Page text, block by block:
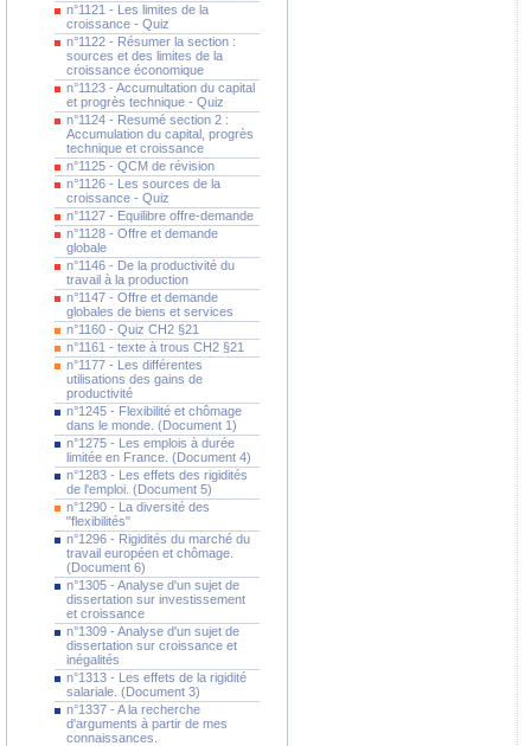
n°1121 - Les limites de la
croissance - Quiz
n°1122 - Résumer la section :
sources et des limites de la
croissance économique
n°1123 - Accumultation du capital
et progrès technique - Quiz
n°1124 - Resumé section 2 :
Accumulation du capital, progrès
technique et croissance
n°1125 - QCM de révision
n°1126 - Les sources de la
croissance - Quiz
n°1127 - Equilibre offre-demande
n°1128 - Offre et demande
globale
n°1146 - De la productivité du
travail à la production
n°1147 - Offre et demande
globales de biens et services
n°1160 - Quiz CH2 §21
n°1161 - texte à trous CH2 §21
n°1177 - Les différentes
utilisations des gains de
productivité
n°1245 - Flexibilité et chômage
dans le monde. (Document 1)
n°1275 - Les emplois à durée
limitée en France. (Document 4)
n°1283 - Les effets des rigidités
de l'emploi. (Document 5)
n°1290 - La diversité des
"flexibilités"
n°1296 - Rigidités du marché du
travail européen et chômage.
(Document 6)
n°1305 - Analyse d'un sujet de
dissertation sur investissement
et croissance
n°1309 - Analyse d'un sujet de
dissertation sur croissance et
inégalités
n°1313 - Les effets de la rigidité
salariale. (Document 3)
n°1337 - A la recherche
d'arguments à partir de mes
connaissances.